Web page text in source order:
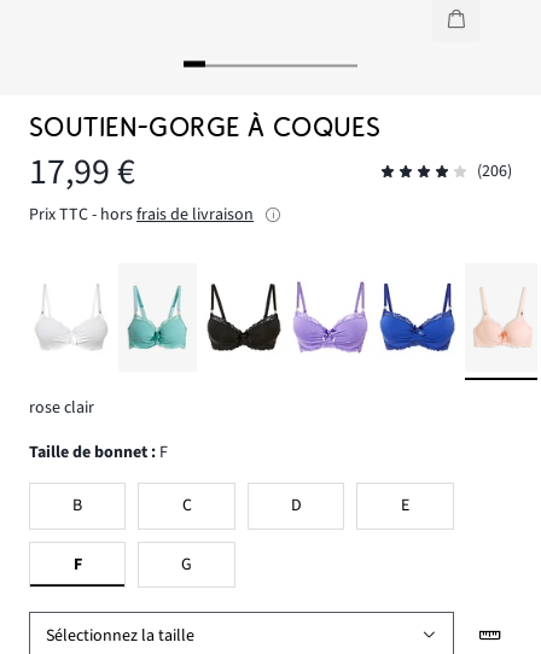
SOUTIEN-GORGE À COQUES
17,99 €
(206)
Prix TTC - horsfrais de livraison
rose clair
Taille de bonnet : F
B C D E
F G
Sélectionnez la taille